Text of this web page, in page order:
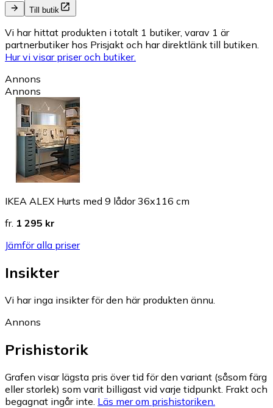
Till butik
Vi har hittat produkten i totalt 1 butiker, varav 1 är
partnerbutiker hos Prisjakt och har direktlänk till butiken.
Hur vi visar priser och butiker.
Annons
Annons
IKEA ALEX Hurts med 9 lådor 36x116 cm
fr. 1 295 kr
Jämför alla priser
Insikter
Vi har inga insikter för den här produkten ännu.
Annons
Prishistorik
Grafen visar lägsta pris över tid för den variant (såsom färg
eller storlek) som varit billigast vid varje tidpunkt. Frakt och
begagnat ingår inte. Läs mer om prishistoriken.